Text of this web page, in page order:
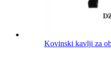
Kovinski kavlji za